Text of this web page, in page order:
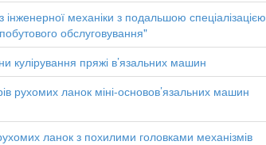
інженерної механіки з подальшою спеціалізацією
обслуговування"
кулірування пряжі в’язальних машин
рухомих ланок міні-основов’язальних машин
ланок з похилими головками механізмів